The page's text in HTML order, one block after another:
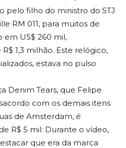
pelo filho do ministro do STJ
RM 011, para muitos de
em US$ 260 mil,
1,3 milhão. Este relógico,
estava no pulso
Denim Tears, que Felipe
com os demais itens
de Amsterdam, é
R$ 5 mil: Durante o vídeo,
que era da marca